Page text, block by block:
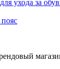
ухода за